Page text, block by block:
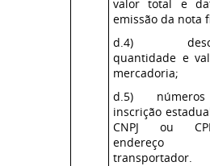
valor total e
emissão da nota
d.4)
quantidade e
mercadoria;
d.5)
inscrição
CNPJ ou
transportador.